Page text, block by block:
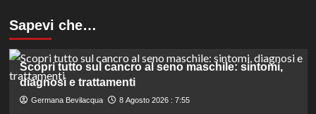
Sapevi che…
Scopri tutto sul cancro al seno maschile: sintomi,
diagnosi e trattamenti
Germana Bevilacqua 8 Agosto 2026 : 7:55